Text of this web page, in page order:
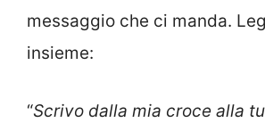
messaggio che ci manda.
insieme:
“Scrivo dalla mia croce alla